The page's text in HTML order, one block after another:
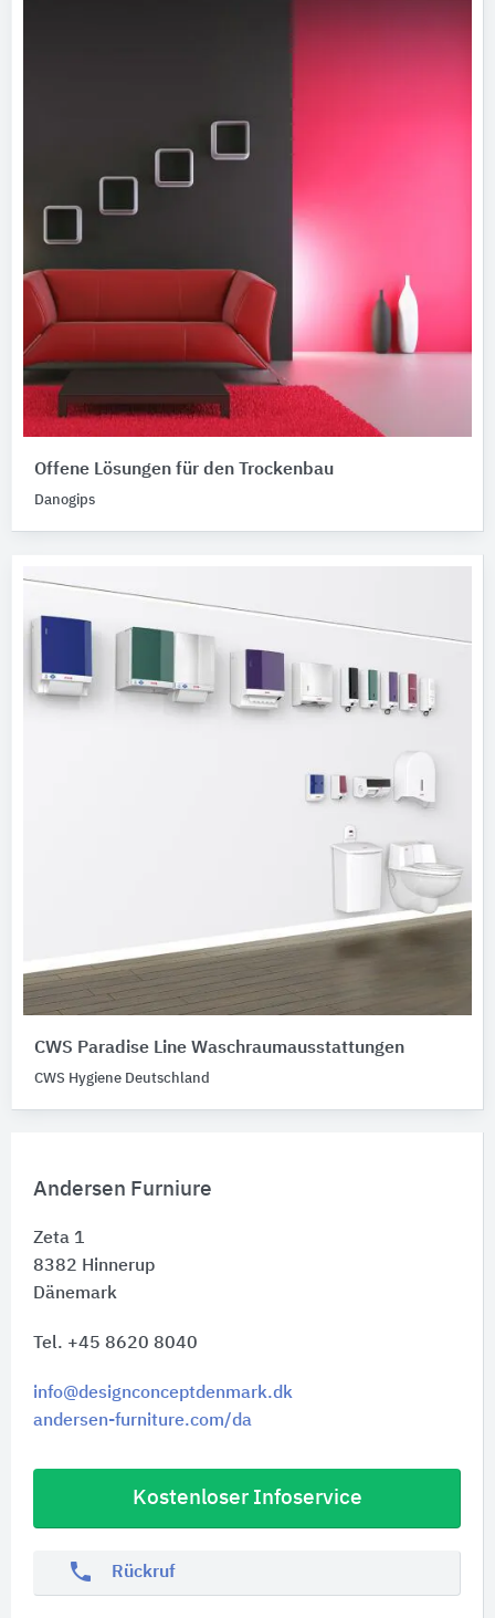
Andersen Furniure
Zeta 1
8382 Hinnerup
Dänemark
Tel. +45 8620 8040
info@designconceptdenmark.dk
andersen-furniture.com/da
Kostenloser Infoservice
phone Rückruf
Offene Lösungen für den Trockenbau
Danogips
CWS Paradise Line Waschraumausstattungen
CWS Hygiene Deutschland